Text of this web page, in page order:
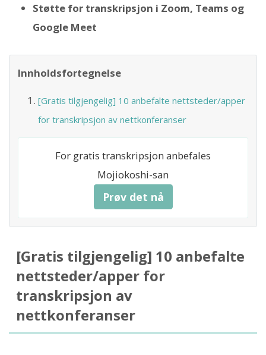
Støtte for transkripsjon i Zoom, Teams og
Google Meet
Innholdsfortegnelse
[Gratis tilgjengelig] 10 anbefalte nettsteder/apper
for transkripsjon av nettkonferanser
For gratis transkripsjon anbefales
Mojiokoshi-san
Prøv det nå
[Gratis tilgjengelig] 10 anbefalte
nettsteder/apper for
transkripsjon av
nettkonferanser